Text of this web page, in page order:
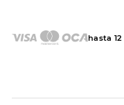
hasta 12